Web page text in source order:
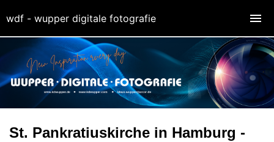
St. Pankratiuskirche in Hamburg -
wdf - wupper digitale fotografie